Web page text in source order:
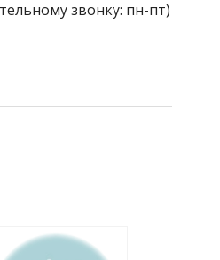
звонку: пн-пт)